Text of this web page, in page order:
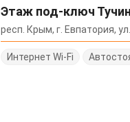
Этаж под-ключ
респ. Крым, г. Евпатория,
Интернет Wi-Fi